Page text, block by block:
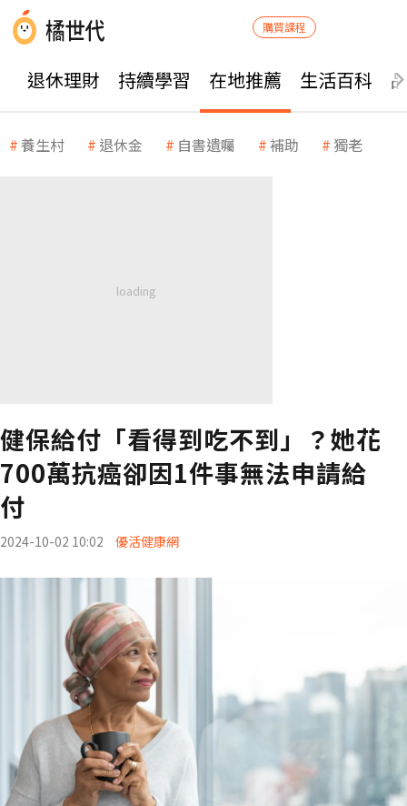
購買課程
退休理財 持續學習 在地推薦 生活百科
養生村 退休金 自書遺囑 補助 獨老
健保給付「看得到吃不到」？她花
700萬抗癌卻因1件事無法申請給
付
2024-10-02 10:02 優活健康網